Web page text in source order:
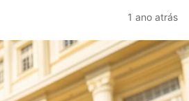
1 ano atrás